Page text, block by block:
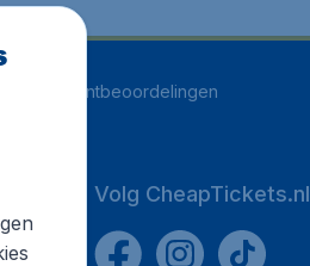
klantbeoordelingen
Volg CheapTickets.nl